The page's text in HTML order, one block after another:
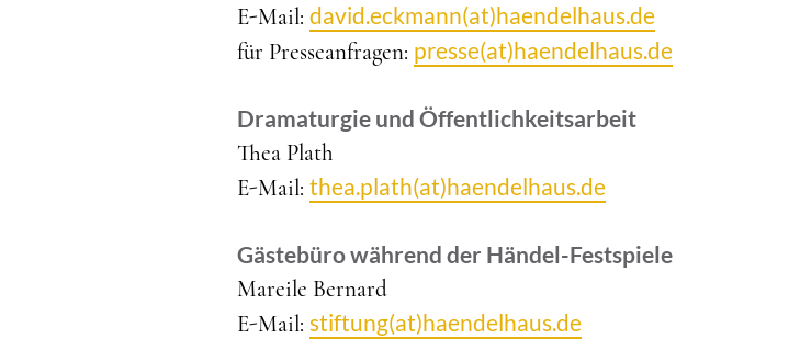
E-Mail: david.eckmann(at)haendelhaus.de
für Presseanfragen: presse(at)haendelhaus.de
Dramaturgie und Öffentlichkeitsarbeit
Thea Plath
E-Mail: thea.plath(at)haendelhaus.de
Gästebüro während der Händel-Festspiele
Mareile Bernard
E-Mail: stiftung(at)haendelhaus.de